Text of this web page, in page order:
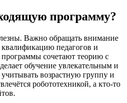
программу?
Важно обращать внимание
педагогов и
сочетают теорию с
обучение увлекательным и
возрастную группу и
робототехникой, а кто-то